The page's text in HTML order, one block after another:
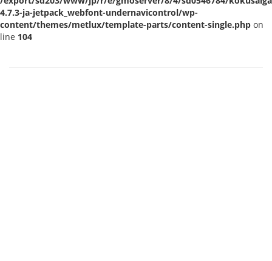
4.7.3-ja-jetpack_webfont-undernavicontrol/wp-
content/themes/metlux/template-parts/content-single.php on
line 104